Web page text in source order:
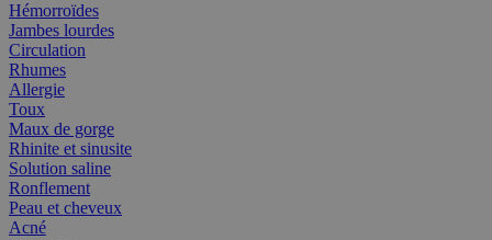
Hémorroïdes
Jambes lourdes
Circulation
Rhumes
Allergie
Toux
Maux de gorge
Rhinite et sinusite
Solution saline
Ronflement
Peau et cheveux
Acné